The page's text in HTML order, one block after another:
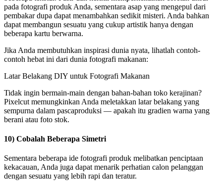
pada fotografi produk Anda, sementara asap yang mengepul dari
pembakar dupa dapat menambahkan sedikit misteri. Anda bahkan
dapat membangun sesuatu yang cukup artistik hanya dengan
beberapa kartu berwarna.
Jika Anda membutuhkan inspirasi dunia nyata, lihatlah contoh-
contoh hebat ini dari dunia fotografi makanan:
Latar Belakang DIY untuk Fotografi Makanan
Tidak ingin bermain-main dengan bahan-bahan toko kerajinan?
Pixelcut memungkinkan Anda meletakkan latar belakang yang
sempurna dalam pascaproduksi — apakah itu gradien warna yang
berani atau foto stok.
10) Cobalah Beberapa Simetri
Sementara beberapa ide fotografi produk melibatkan penciptaan
kekacauan, Anda juga dapat menarik perhatian calon pelanggan
dengan sesuatu yang lebih rapi dan teratur.